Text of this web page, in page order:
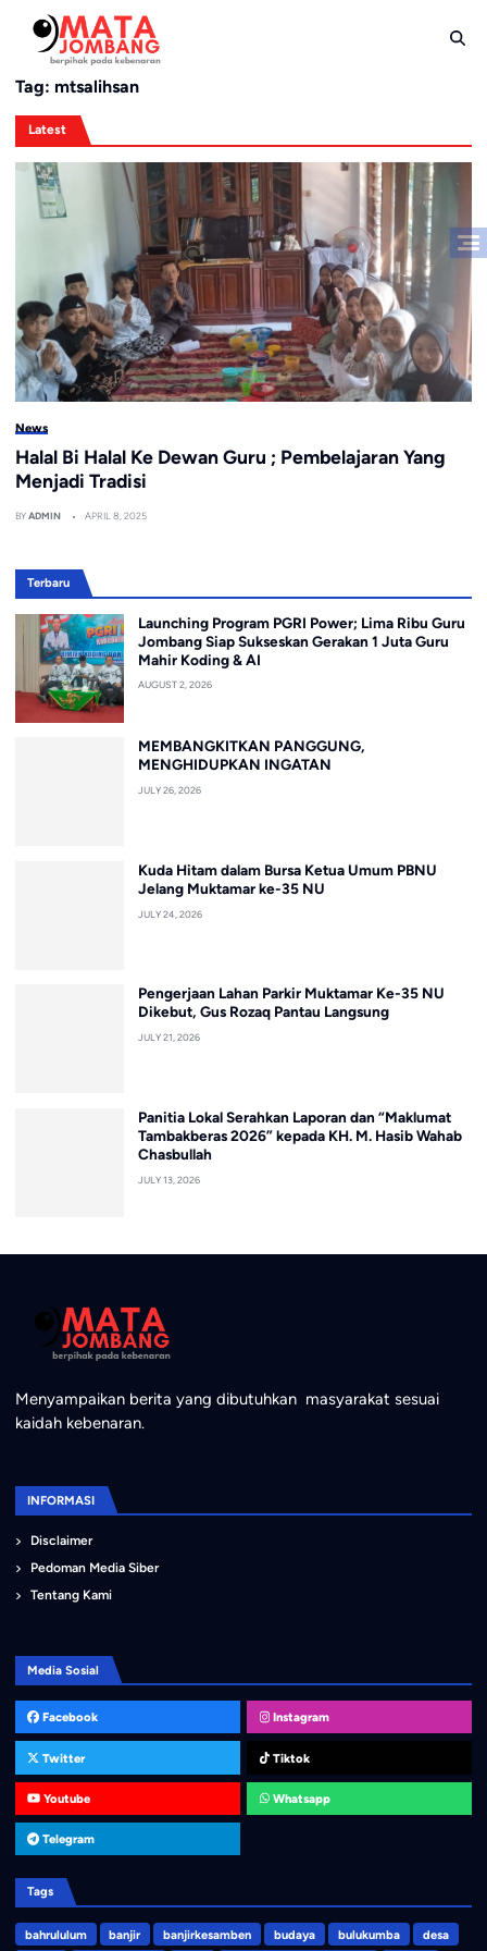
content
Tag: mtsalihsan
Latest
News
Halal Bi Halal Ke Dewan Guru ; Pembelajaran Yang
Menjadi Tradisi
BYADMIN APRIL 8, 2025
Terbaru
Launching Program PGRI Power; Lima Ribu Guru
Jombang Siap Sukseskan Gerakan 1 Juta Guru
Mahir Koding & AI
AUGUST 2, 2026
MEMBANGKITKAN PANGGUNG,
MENGHIDUPKAN INGATAN
JULY 26, 2026
Kuda Hitam dalam Bursa Ketua Umum PBNU
Jelang Muktamar ke-35 NU
JULY 24, 2026
Pengerjaan Lahan Parkir Muktamar Ke-35 NU
Dikebut, Gus Rozaq Pantau Langsung
JULY 21, 2026
Panitia Lokal Serahkan Laporan dan “Maklumat
Tambakberas 2026” kepada KH. M. Hasib Wahab
Chasbullah
JULY 13, 2026
Menyampaikan berita yang dibutuhkan masyarakat sesuai
kaidah kebenaran.
INFORMASI
Disclaimer
Pedoman Media Siber
Tentang Kami
Media Sosial
Facebook Instagram
Twitter Tiktok
Youtube Whatsapp
Telegram
Tags
bahrululum banjir banjirkesamben budaya bulukumba desa